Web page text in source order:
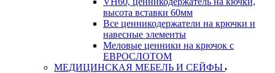
высота вставки 60мм
Все ценникодержатели на крючки и
навесные элементы
Меловые ценники на крючок с
ЕВРОСЛОТОМ
МЕДИЦИНСКАЯ МЕБЕЛЬ И СЕЙФЫ